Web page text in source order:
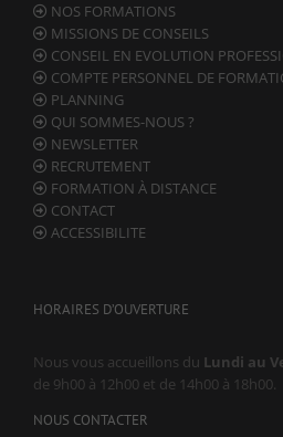
NOS FORMATIONS
MISSIONS DE CONSEILS
CONSEIL EN EVOLUTION
COMPTE PERSONNEL DE
PLANNING
QUI SOMMES-NOUS ?
NEWSLETTER
RECRUTEMENT
FORMATION À DISTANCE
CONTACT
ACCESSIBILITE
HORAIRES D’OUVERTURE
Nous vous accueillons du Lundi au
de 9h00 à 12h00 et de 14h00 à 18h00.
NOUS CONTACTER